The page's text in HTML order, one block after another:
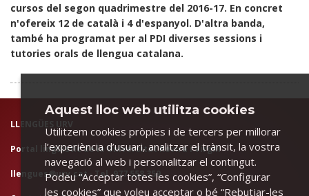
cursos del segon quadrimestre del 2016-17. En concret
n'ofereix 12 de català i 4 d'espanyol. D'altra banda,
també ha programat per al PDI diverses sessions i
tutories orals de llengua catalana.
LLENGÜES URV
Portal lingüístic de la Universitat Rovira i Virgili
llengues@urv.cat· Tel. 977 558 359
Aquest lloc web utilitza cookies
Utilitzem cookies pròpies i de tercers per millorar
l’experiència d’usuari, analitzar el trànsit, la vostra
navegació al web i personalitzar el contingut.
Podeu “Acceptar totes les cookies”, “Configurar
les cookies” que voleu acceptar o bé “Rebutjar-les